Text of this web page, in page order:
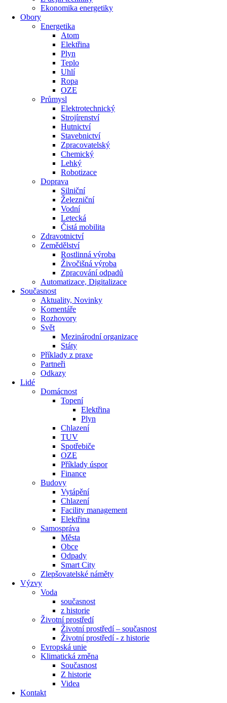
Ekonomika energetiky
Obory
Energetika
Atom
Elektřina
Plyn
Teplo
Uhlí
Ropa
OZE
Průmysl
Elektrotechnický
Strojírenství
Hutnictví
Stavebnictví
Zpracovatelský
Chemický
Lehký
Robotizace
Doprava
Silniční
Železniční
Vodní
Letecká
Čistá mobilita
Zdravotnictví
Zemědělství
Rostlinná výroba
Živočišná výroba
Zpracování odpadů
Automatizace, Digitalizace
Současnost
Aktuality, Novinky
Komentáře
Rozhovory
Svět
Mezinárodní organizace
Státy
Příklady z praxe
Partneři
Odkazy
Lidé
Domácnost
Topení
Elektřina
Plyn
Chlazení
TUV
Spotřebiče
OZE
Příklady úspor
Finance
Budovy
Vytápění
Chlazení
Facility management
Elektřina
Samospráva
Města
Obce
Odpady
Smart City
Zlepšovatelské náměty
Výzvy
Voda
současnost
z historie
Životní prostředí
Životní prostředí – současnost
Životní prostředí ​- z historie
Evropská unie
Klimatická změna
Současnost
Z historie
Videa
Kontakt